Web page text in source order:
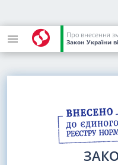
Закон України